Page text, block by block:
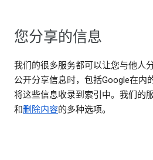
您分享的信息
我们的很多服务都可以让您与他人
公开分享信息时，包括Google在内
将这些信息收录到索引中。我们的
和删除内容的多种选项。